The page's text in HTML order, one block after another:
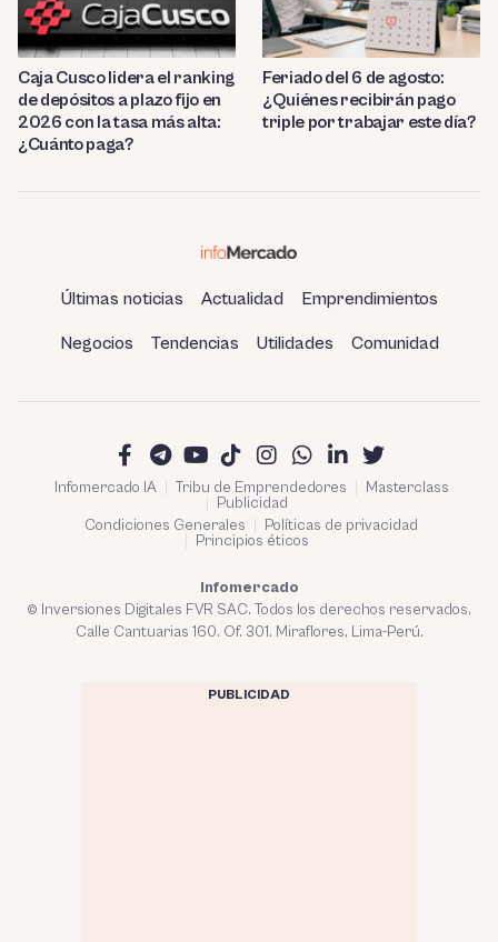
Caja Cusco lidera el ranking
de depósitos a plazo fijo en
2026 con la tasa más alta:
¿Cuánto paga?
Feriado del 6 de agosto:
¿Quiénes recibirán pago
triple por trabajar este día?
Últimas noticias Actualidad Emprendimientos
Negocios Tendencias Utilidades Comunidad
Infomercado IA Tribu de Emprendedores
Masterclass
Publicidad
Condiciones Generales
Políticas de privacidad
Principios éticos
Infomercado
© Inversiones Digitales FVR SAC. Todos los derechos reservados.
Calle Cantuarias 160. Of. 301. Miraflores, Lima-Perú.
PUBLICIDAD